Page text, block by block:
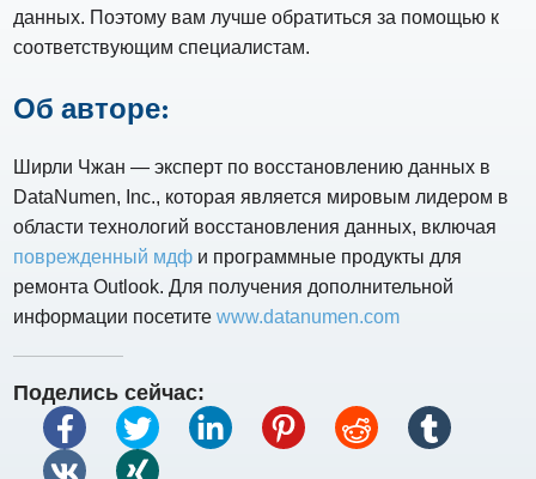
данных. Поэтому вам лучше обратиться за помощью к
соответствующим специалистам.
Об авторе:
Ширли Чжан — эксперт по восстановлению данных в
DataNumen, Inc., которая является мировым лидером в
области технологий восстановления данных, включая
поврежденный мдф и программные продукты для
ремонта Outlook. Для получения дополнительной
информации посетитеwww.datanumen.com
Поделись сейчас: